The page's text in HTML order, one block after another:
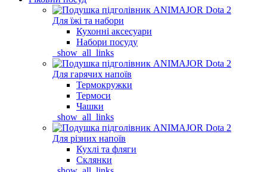
Для їжі та набори
Кухонні аксесуари
Набори посуду
_show_all_links
Для гарячих напоїв
Термокружки
Термоси
Чашки
_show_all_links
Для різних напоїв
Кухлі та фляги
Склянки